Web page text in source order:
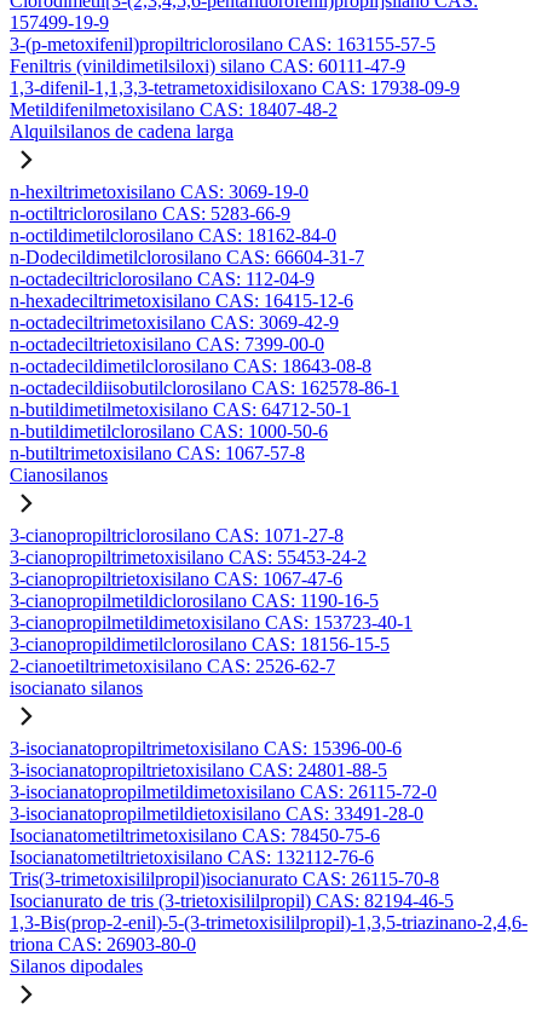
157499-19-9
3-(p-metoxifenil)propiltriclorosilano CAS: 163155-57-5
Feniltris (vinildimetilsiloxi) silano CAS: 60111-47-9
1,3-difenil-1,1,3,3-tetrametoxidisiloxano CAS: 17938-09-9
Metildifenilmetoxisilano CAS: 18407-48-2
Alquilsilanos de cadena larga
n-hexiltrimetoxisilano CAS: 3069-19-0
n-octiltriclorosilano CAS: 5283-66-9
n-octildimetilclorosilano CAS: 18162-84-0
n-Dodecildimetilclorosilano CAS: 66604-31-7
n-octadeciltriclorosilano CAS: 112-04-9
n-hexadeciltrimetoxisilano CAS: 16415-12-6
n-octadeciltrimetoxisilano CAS: 3069-42-9
n-octadeciltrietoxisilano CAS: 7399-00-0
n-octadecildimetilclorosilano CAS: 18643-08-8
n-octadecildiisobutilclorosilano CAS: 162578-86-1
n-butildimetilmetoxisilano CAS: 64712-50-1
n-butildimetilclorosilano CAS: 1000-50-6
n-butiltrimetoxisilano CAS: 1067-57-8
Cianosilanos
3-cianopropiltriclorosilano CAS: 1071-27-8
3-cianopropiltrimetoxisilano CAS: 55453-24-2
3-cianopropiltrietoxisilano CAS: 1067-47-6
3-cianopropilmetildiclorosilano CAS: 1190-16-5
3-cianopropilmetildimetoxisilano CAS: 153723-40-1
3-cianopropildimetilclorosilano CAS: 18156-15-5
2-cianoetiltrimetoxisilano CAS: 2526-62-7
isocianato silanos
3-isocianatopropiltrimetoxisilano CAS: 15396-00-6
3-isocianatopropiltrietoxisilano CAS: 24801-88-5
3-isocianatopropilmetildimetoxisilano CAS: 26115-72-0
3-isocianatopropilmetildietoxisilano CAS: 33491-28-0
Isocianatometiltrimetoxisilano CAS: 78450-75-6
Isocianatometiltrietoxisilano CAS: 132112-76-6
Tris(3-trimetoxisililpropil)isocianurato CAS: 26115-70-8
Isocianurato de tris (3-trietoxisililpropil) CAS: 82194-46-5
1,3-Bis(prop-2-enil)-5-(3-trimetoxisililpropil)-1,3,5-triazinano-2,4,6-
triona CAS: 26903-80-0
Silanos dipodales